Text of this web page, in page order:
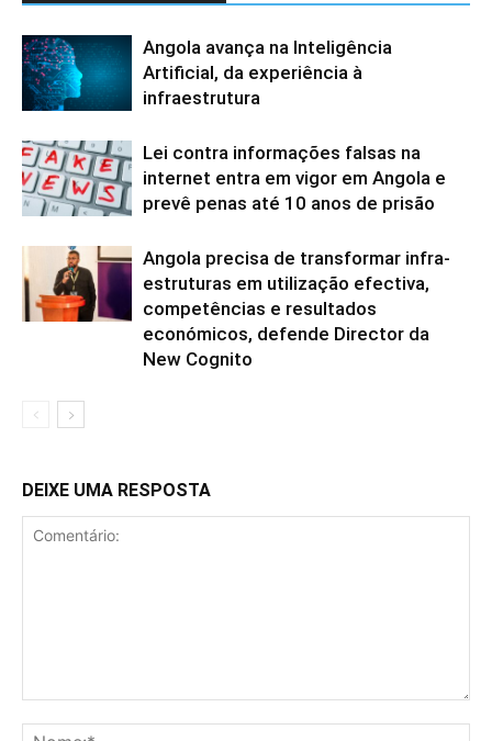
Angola avança na Inteligência
Artificial, da experiência à
infraestrutura
Lei contra informações falsas na
internet entra em vigor em Angola e
prevê penas até 10 anos de prisão
Angola precisa de transformar infra-
estruturas em utilização efectiva,
competências e resultados
económicos, defende Director da
New Cognito
DEIXE UMA RESPOSTA